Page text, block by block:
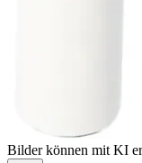
Bilder können mit KI